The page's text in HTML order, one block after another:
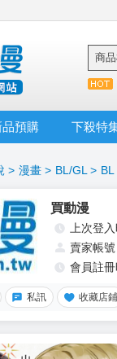
商
品預購 下殺特
> 漫畫 > BL/GL > BL
買動漫
上次登
賣家帳號
會員註冊
私訊 收藏店鋪